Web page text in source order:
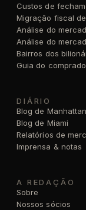
Custos de
Migração fiscal
Análise do
Análise do
Bairros dos
Guia do
DIÁRIO
Blog de Manhattan
Blog de Miami
Relatórios de
Imprensa & notas
A REDAÇÃO
Sobre
Nossos sócios